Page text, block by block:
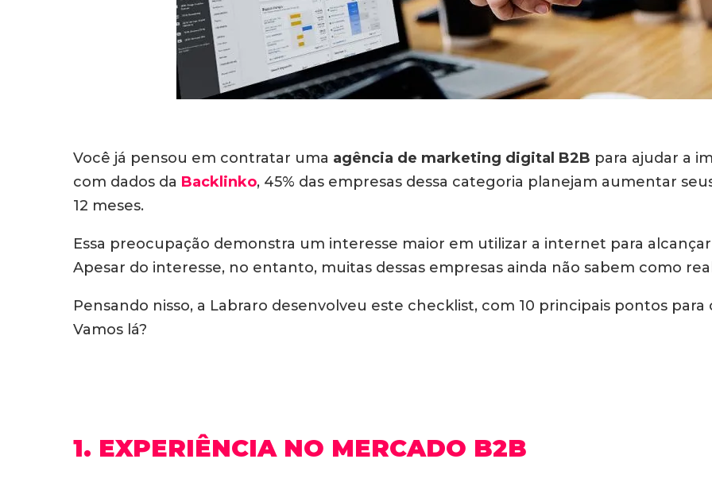
Você já pensou em contratar uma agência de marketing digital B2B para ajudar a
com dados da Backlinko, 45% das empresas dessa categoria planejam aumentar
12 meses.
Essa preocupação demonstra um interesse maior em utilizar a internet para
Apesar do interesse, no entanto, muitas dessas empresas ainda não sabem como
Pensando nisso, a Labraro desenvolveu este checklist, com 10 principais pontos
Vamos lá?
1. EXPERIÊNCIA NO MERCADO B2B